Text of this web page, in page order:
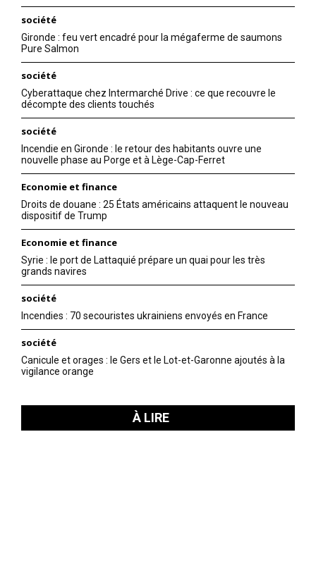
société
Gironde : feu vert encadré pour la mégaferme de saumons
Pure Salmon
société
Cyberattaque chez Intermarché Drive : ce que recouvre le
décompte des clients touchés
société
Incendie en Gironde : le retour des habitants ouvre une
nouvelle phase au Porge et à Lège-Cap-Ferret
Economie et finance
Droits de douane : 25 États américains attaquent le nouveau
dispositif de Trump
Economie et finance
Syrie : le port de Lattaquié prépare un quai pour les très
grands navires
société
Incendies : 70 secouristes ukrainiens envoyés en France
société
Canicule et orages : le Gers et le Lot-et-Garonne ajoutés à la
vigilance orange
À LIRE